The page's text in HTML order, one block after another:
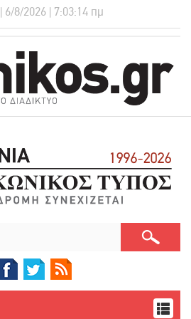
| 6/8/2026 | 7:03:15 πμ